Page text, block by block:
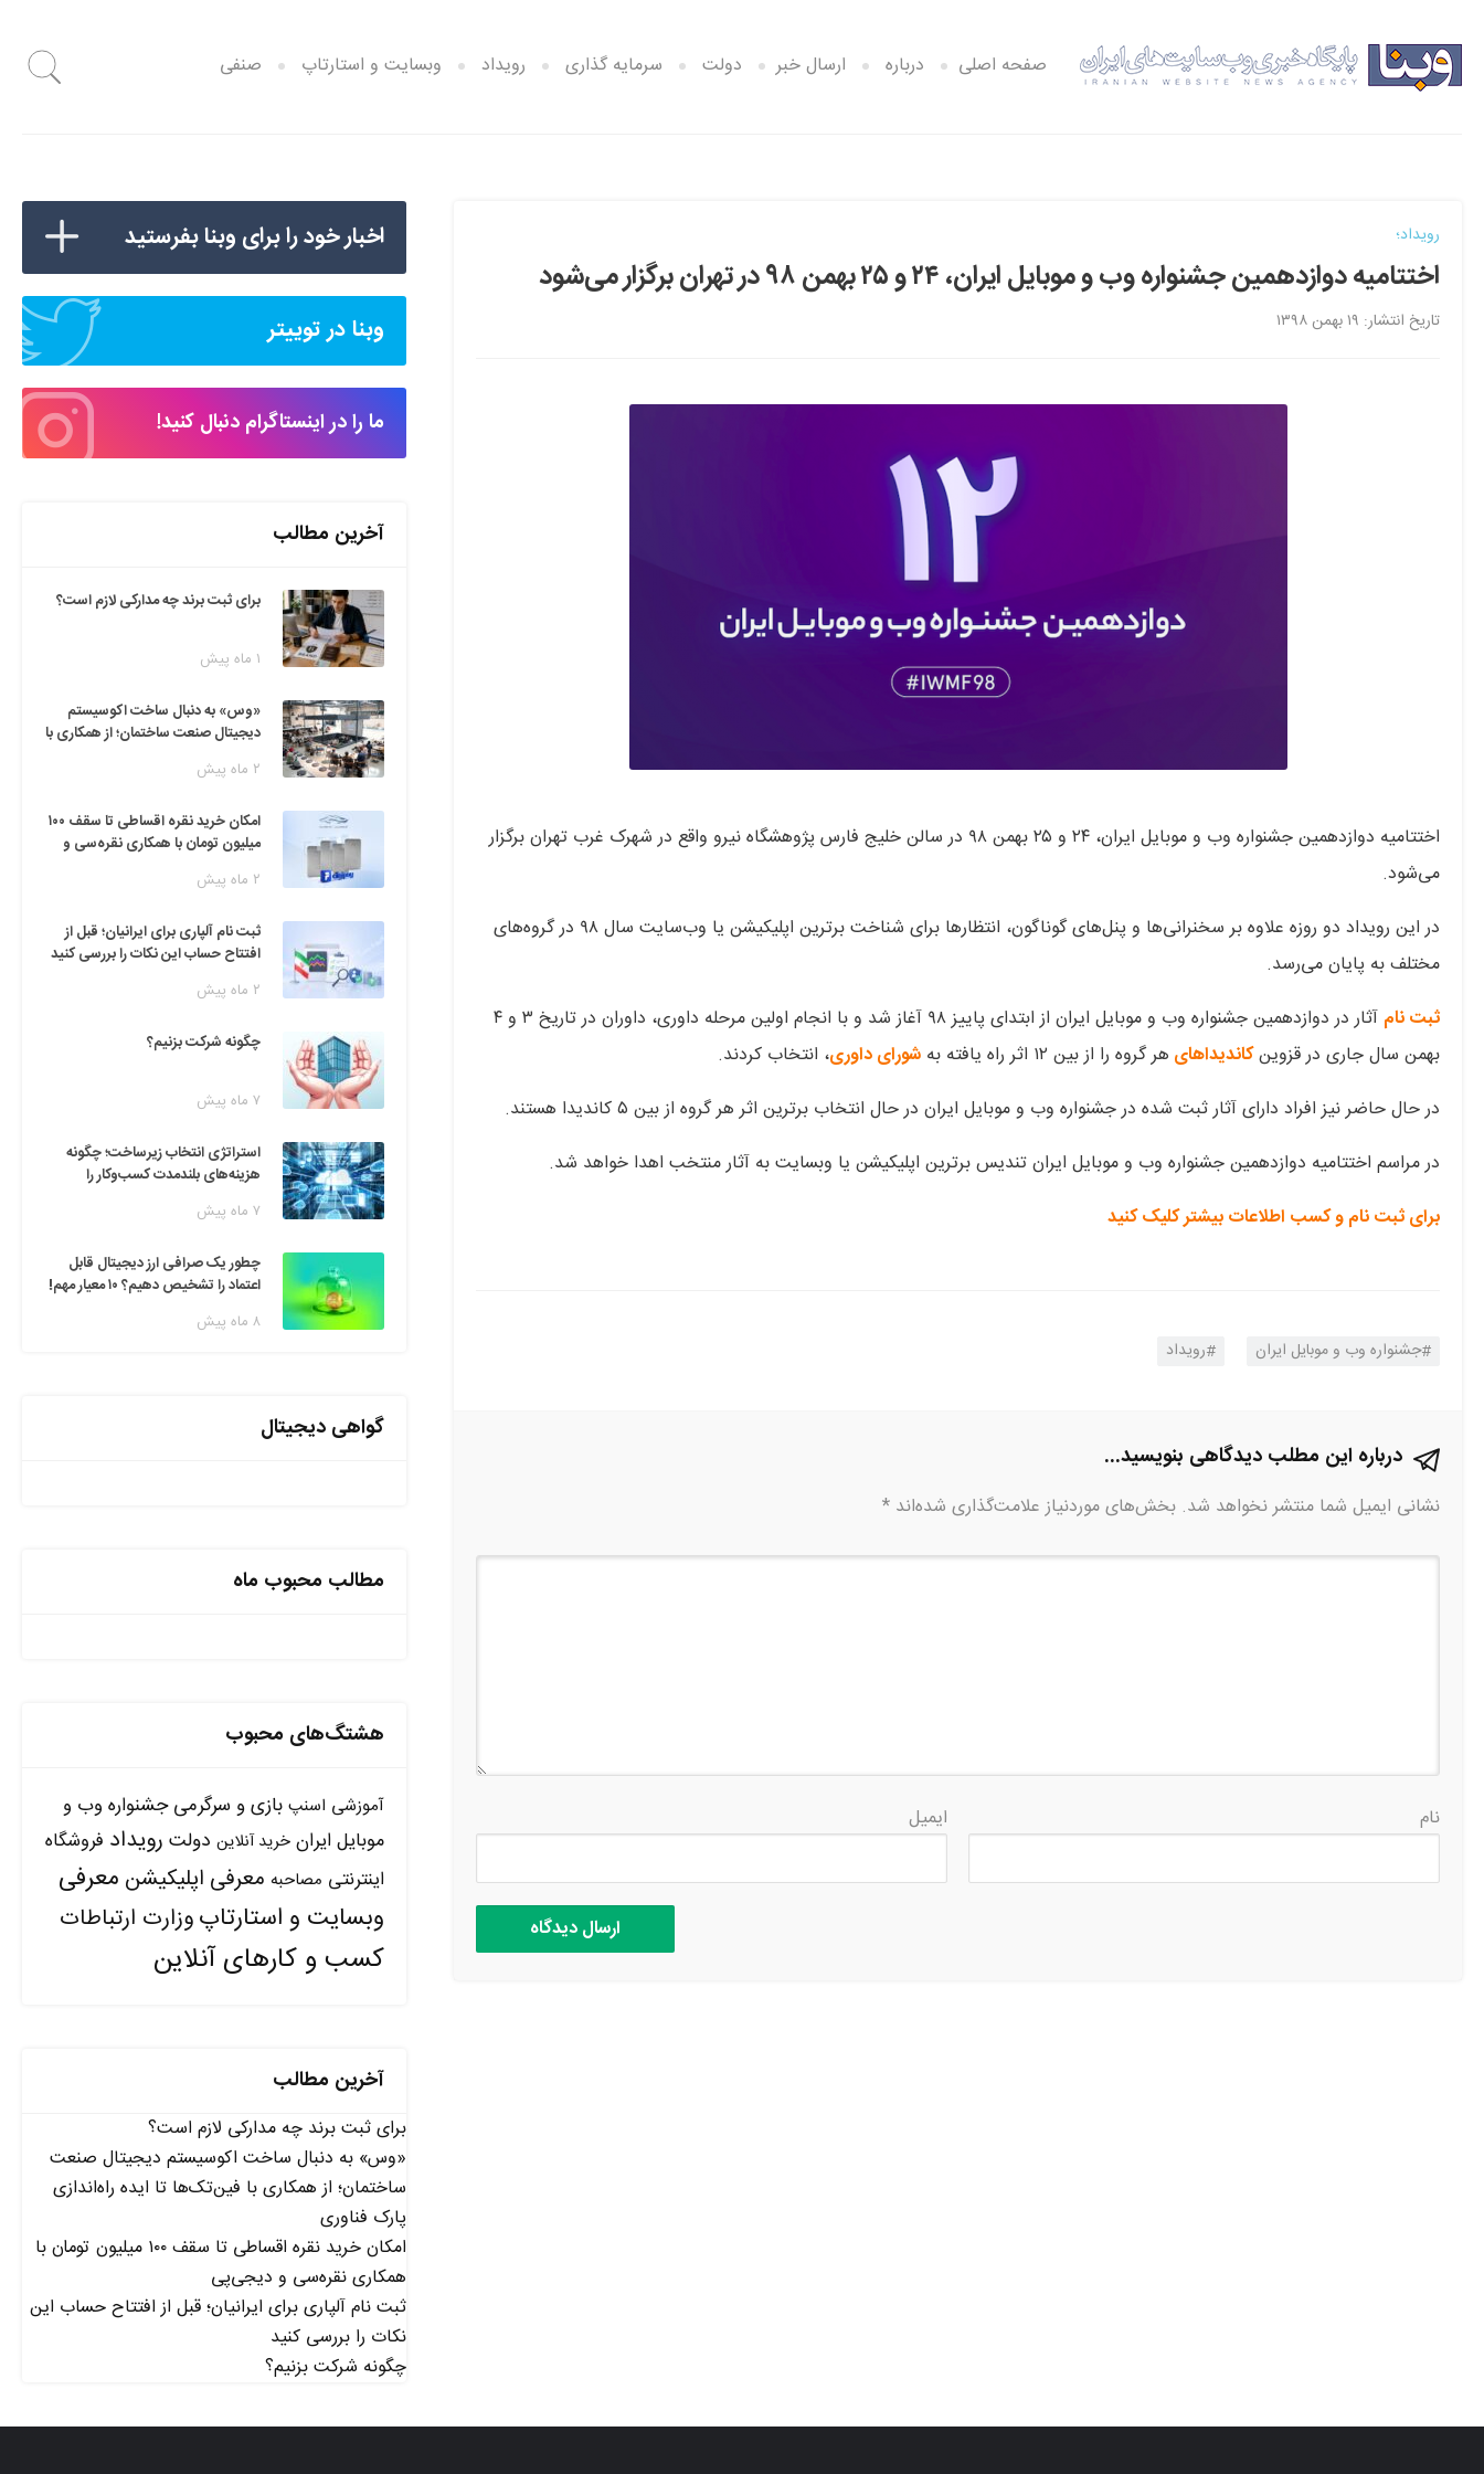
صفحه اصلی درباره ارسال خبر دولت سرمایه گذاری رویداد وبسایت و استارتاپ صنفی
رویداد؛
اختتامیه دوازدهمین جشنواره وب و موبایل ایران، ۲۴ و ۲۵ بهمن ۹۸ در تهران برگزار می‌شود
تاریخ انتشار: ۱۹ بهمن ۱۳۹۸
اختتامیه دوازدهمین جشنواره وب و موبایل ایران، ۲۴ و ۲۵ بهمن ۹۸ در سالن خلیج فارس پژوهشگاه نیرو واقع در شهرک غرب تهران برگزار
می‌شود.
در این رویداد دو روزه علاوه بر سخنرانی‌ها و پنل‌های گوناگون، انتظارها برای شناخت برترین اپلیکیشن یا وب‌سایت سال ۹۸ در گروه‌های
مختلف به پایان می‌رسد.
ثبت نام
آثار در دوازدهمین جشنواره وب و موبایل ایران از ابتدای پاییز ۹۸ آغاز شد و با انجام اولین مرحله داوری، داوران در تاریخ ۳ و ۴
بهمن سال جاری در قزوینکاندیداهای هر گروه را از بین ۱۲ اثر راه یافته به شورای داوری، انتخاب کردند.
در حال حاضر نیز افراد دارای آثار ثبت شده در جشنواره وب و موبایل ایران در حال انتخاب برترین اثر هر گروه از بین ۵ کاندیدا هستند.
در مراسم اختتامیه دوازدهمین جشنواره وب و موبایل ایران تندیس برترین اپلیکیشن یا وب‎سایت به آثار منتخب اهدا خواهد شد.
برای ثبت نام و کسب اطلاعات بیشتر کلیک کنید
جشنواره وب و موبایل ایران رویداد
درباره این مطلب دیدگاهی بنویسید...
نشانی ایمیل شما منتشر نخواهد شد. بخش‌های موردنیاز علامت‌گذاری شده‌اند *
نام ایمیل
اخبار خود را برای وبنا بفرستید
وبنا در توییتر
ما را در اینستاگرام دنبال کنید!
آخرین مطالب
برای ثبت برند چه مدارکی لازم است؟
۱ ماه پیش
«وس» به دنبال ساخت اکوسیستم
دیجیتال صنعت ساختمان؛ از همکاری با
فناوری۲ ماه پیش
امکان خرید نقره اقساطی تا سقف ۱۰۰
میلیون تومان با همکاری نقره‌سی و
۲ ماه پیش
ثبت نام آلپاری برای ایرانیان؛ قبل از
افتتاح حساب این نکات را بررسی کنید
۲ ماه پیش
چگونه شرکت بزنیم؟
۷ ماه پیش
استراتژی انتخاب زیرساخت؛ چگونه
هزینه‌های بلندمدت کسب‌وکار را
۷ ماه پیش
چطور یک صرافی ارز دیجیتال قابل
اعتماد را تشخیص دهیم؟ ۱۰ معیار مهم!
۸ ماه پیش
گواهی دیجیتال
مطالب محبوب ماه
هشتگ‌های محبوب
آموزشی اسنپ بازی و سرگرمی جشنواره وب و
موبایل ایران خرید آنلاین دولت رویداد فروشگاه
اینترنتی مصاحبه معرفی اپلیکیشن معرفی
وبسایت و استارتاپوزارت ارتباطات
کسب و کارهای آنلاین
آخرین مطالب
برای ثبت برند چه مدارکی لازم است؟
«وس» به دنبال ساخت اکوسیستم دیجیتال صنعت
ساختمان؛ از همکاری با فین‌تک‌ها تا ایده راه‌اندازی
پارک فناوری
امکان خرید نقره اقساطی تا سقف ۱۰۰ میلیون تومان با
همکاری نقره‌سی و دیجی‌پی
ثبت نام آلپاری برای ایرانیان؛ قبل از افتتاح حساب این
نکات را بررسی کنید
چگونه شرکت بزنیم؟